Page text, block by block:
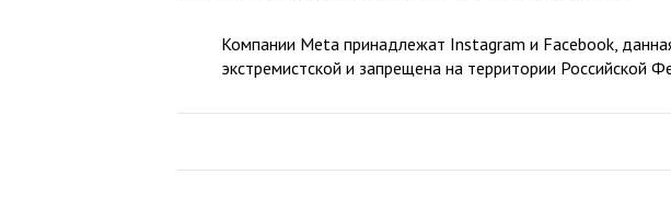
Компании Meta принадлежат Instagram и Facebook,
экстремистской и запрещена на территории Российской